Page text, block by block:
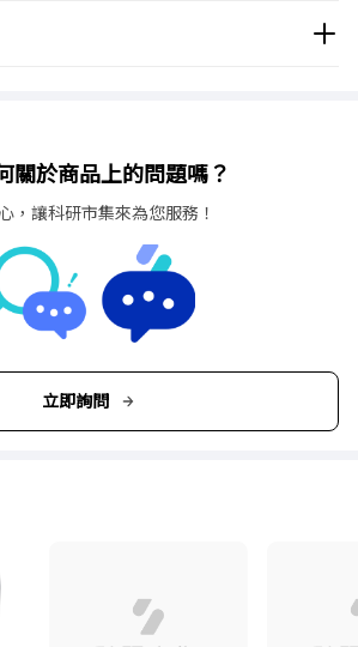
關於商品上的問題嗎？
，讓科研市集來為您服務！
立即詢問